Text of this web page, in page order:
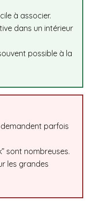
à associer.
dans un intérieur
possible à la
parfois
sont nombreuses.
les grandes